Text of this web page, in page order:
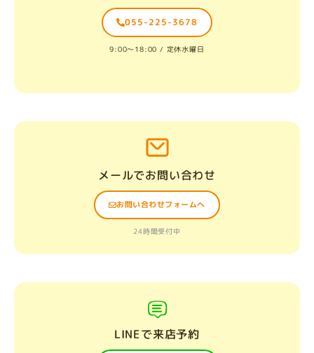
055-225-3678
9:00〜18:00 / 定休水曜日
メールでお問い合わせ
お問い合わせフォームへ
24時間受付中
LINEで来店予約